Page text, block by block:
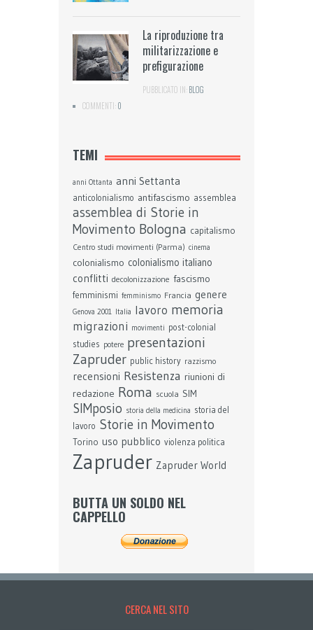
La riproduzione tra
militarizzazione e
prefigurazione
PUBBLICATO IN:BLOG
COMMENTI:0
TEMI
anni Ottanta anni Settanta
anticolonialismo antifascismo assemblea
assemblea di Storie in
Movimento Bologna capitalismo
Centro studi movimenti (Parma) cinema
colonialismo colonialismo italiano
conflitti decolonizzazione fascismo
femminismi femminismo Francia genere
Genova 2001 Italia lavoro memoria
migrazioni movimenti post-colonial
studies potere presentazioni
Zapruder public history razzismo
recensioni Resistenza riunioni di
redazione Roma scuola SIM
SIMposio storia della medicina storia del
lavoro Storie in Movimento
Torino uso pubblico violenza politica
Zapruder Zapruder World
BUTTA UN SOLDO NEL
CAPPELLO
CERCA NEL SITO